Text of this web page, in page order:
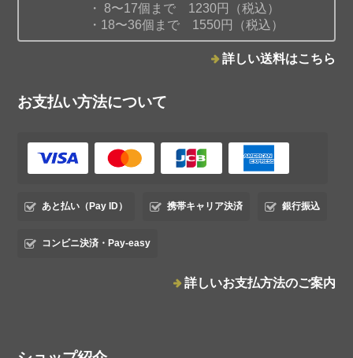
みかんと白ワインのジャム
2026/01/03
ココナッツパンプキンジャム
2026/01/03
・ 8〜17個まで 1230円（税込）
・18〜36個まで 1550円（税込）
詳しい送料はこちら
お支払い方法について
あと払い（Pay ID） 携帯キャリア決済 銀行振込
コンビニ決済・Pay-easy
詳しいお支払方法のご案内